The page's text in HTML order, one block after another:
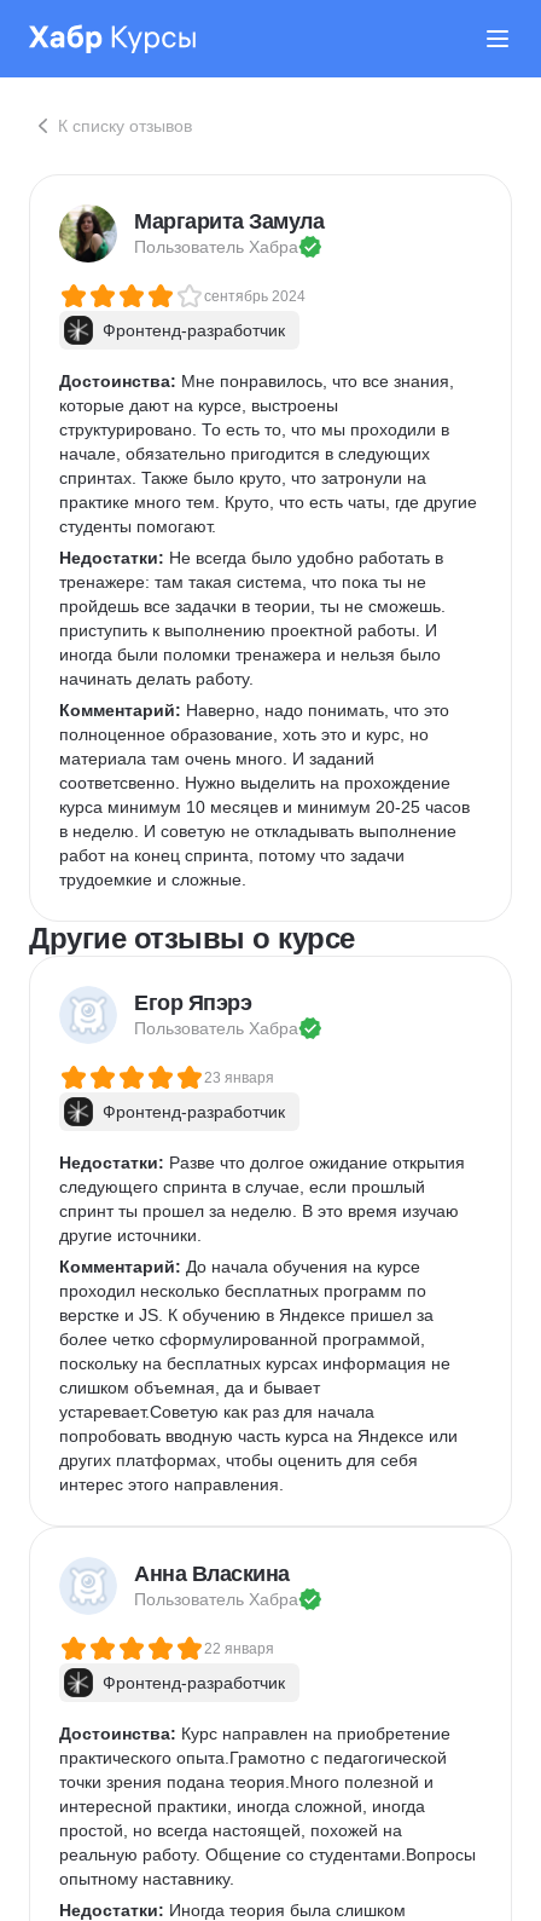
К списку отзывов
Маргарита Замула
Пользователь Хабра
сентябрь 2024
Фронтенд-разработчик
Достоинства: Мне понравилось, что все знания,
которые дают на курсе, выстроены
структурировано. То есть то, что мы проходили в
начале, обязательно пригодится в следующих
спринтах. Также было круто, что затронули на
практике много тем. Круто, что есть чаты, где другие
студенты помогают.
Недостатки: Не всегда было удобно работать в
тренажере: там такая система, что пока ты не
пройдешь все задачки в теории, ты не сможешь.
приступить к выполнению проектной работы. И
иногда были поломки тренажера и нельзя было
начинать делать работу.
Комментарий: Наверно, надо понимать, что это
полноценное образование, хоть это и курс, но
материала там очень много. И заданий
соответсвенно. Нужно выделить на прохождение
курса минимум 10 месяцев и минимум 20-25 часов
в неделю. И советую не откладывать выполнение
работ на конец спринта, потому что задачи
трудоемкие и сложные.
Другие отзывы о курсе
Егор Япэрэ
Пользователь Хабра
23 января
Фронтенд-разработчик
Недостатки: Разве что долгое ожидание открытия
следующего спринта в случае, если прошлый
спринт ты прошел за неделю. В это время изучаю
другие источники.
Комментарий: До начала обучения на курсе
проходил несколько бесплатных программ по
верстке и JS. К обучению в Яндексе пришел за
более четко сформулированной программой,
поскольку на бесплатных курсах информация не
слишком объемная, да и бывает
устаревает.Советую как раз для начала
попробовать вводную часть курса на Яндексе или
других платформах, чтобы оценить для себя
интерес этого направления.
Анна Власкина
Пользователь Хабра
22 января
Фронтенд-разработчик
Достоинства: Курс направлен на приобретение
практического опыта.Грамотно с педагогической
точки зрения подана теория.Много полезной и
интересной практики, иногда сложной, иногда
простой, но всегда настоящей, похожей на
реальную работу. Общение со студентами.Вопросы
опытному наставнику.
Недостатки: Иногда теория была слишком